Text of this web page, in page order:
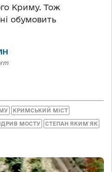
Криму. Тож
обумовить
КРИМСЬКИЙ МІСТ
МОСТУ СТЕПАН ЯКИМ`ЯК